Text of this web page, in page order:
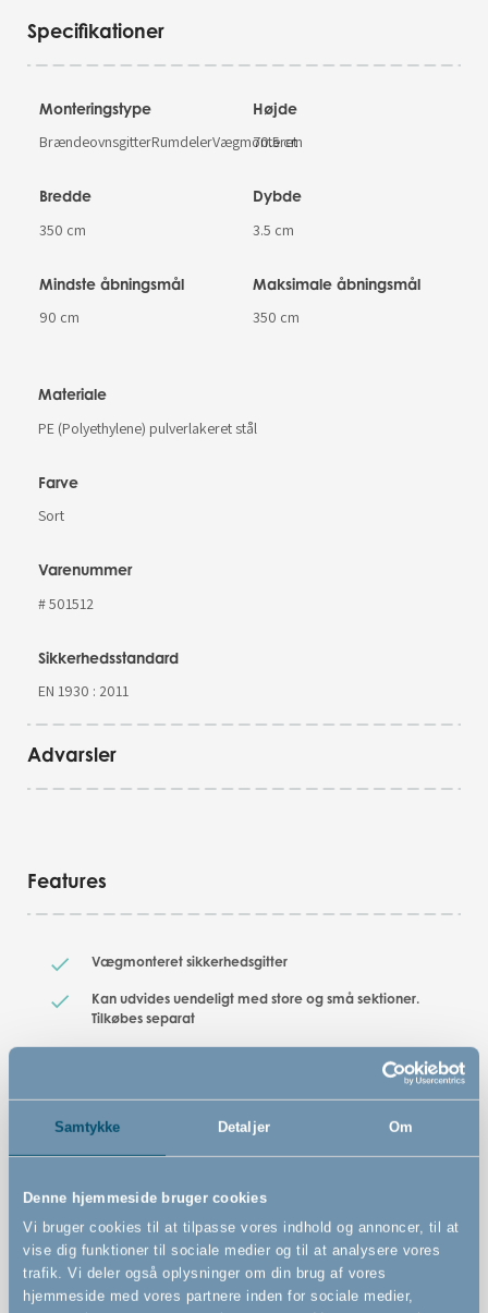
Samtykke Detaljer Om
Denne hjemmeside bruger cookies
Vi bruger cookies til at tilpasse vores indhold og annoncer, til at
vise dig funktioner til sociale medier og til at analysere vores
trafik. Vi deler også oplysninger om din brug af vores
hjemmeside med vores partnere inden for sociale medier,
Specifikationer
Monteringstype
BrændeovnsgitterRumdelerVægmonteret
Højde
70.5 cm
Bredde
350 cm
Dybde
3.5 cm
Mindste åbningsmål
90 cm
Maksimale åbningsmål
350 cm
Materiale
PE (Polyethylene) pulverlakeret stål
Farve
Sort
Varenummer
# 501512
Sikkerhedsstandard
EN 1930 : 2011
Advarsler
Features
Vægmonteret sikkerhedsgitter
Kan udvides uendeligt med store og små sektioner.
Tilkøbes separat
Dette gitter kan som et af de eneste bruges både inde
Smal tremmeafstand - blot 3,5 cm
Solide og stærke tremmer
Let og elegant udseende